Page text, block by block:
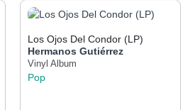
um die
ein oder benutze die
den gewünschten
Produkt Anzahl: Gib
Los Ojos Del Condor (LP)
Hermanos Gutiérrez
Vinyl Album
Pop